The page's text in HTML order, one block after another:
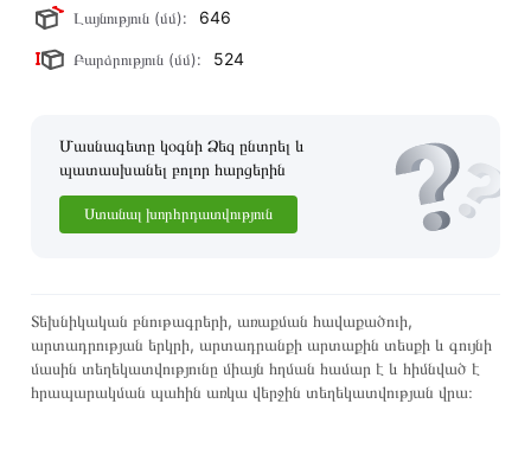
Լայնություն (մմ): 646
Բարձրություն (մմ): 524
Մասնագետը կօգնի Ձեզ ընտրել և
պատասխանել բոլոր հարցերին
Ստանալ խորհրդատվություն
Տեխնիկական բնութագրերի, առաքման հավաքածուի,
արտադրության երկրի, արտադրանքի արտաքին տեսքի և գույնի
մասին տեղեկատվությունը միայն հղման համար է և հիմնված է
հրապարակման պահին առկա վերջին տեղեկատվության վրա։